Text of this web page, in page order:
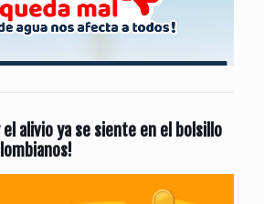
el alivio ya se siente en el bolsillo